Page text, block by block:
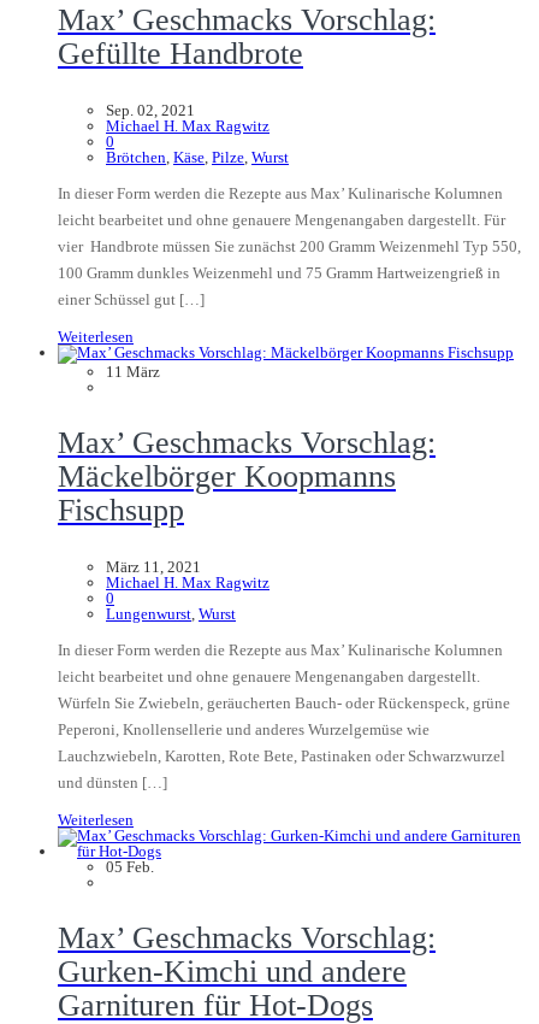
Max’ Geschmacks Vorschlag:
Gefüllte Handbrote
Sep. 02, 2021
Michael H. Max Ragwitz
0
Brötchen Käse Pilze Wurst
In dieser Form werden die Rezepte aus Max’ Kulinarische Kolumnen
leicht bearbeitet und ohne genauere Mengenangaben dargestellt. Für
vier Handbrote müssen Sie zunächst 200 Gramm Weizenmehl Typ 550,
100 Gramm dunkles Weizenmehl und 75 Gramm Hartweizengrieß in
einer Schüssel gut […]
Weiterlesen
11 März
Max’ Geschmacks Vorschlag:
Mäckelbörger Koopmanns
Fischsupp
März 11, 2021
Michael H. Max Ragwitz
0
Lungenwurst Wurst
In dieser Form werden die Rezepte aus Max’ Kulinarische Kolumnen
leicht bearbeitet und ohne genauere Mengenangaben dargestellt.
Würfeln Sie Zwiebeln, geräucherten Bauch- oder Rückenspeck, grüne
Peperoni, Knollensellerie und anderes Wurzelgemüse wie
Lauchzwiebeln, Karotten, Rote Bete, Pastinaken oder Schwarzwurzel
und dünsten […]
Weiterlesen
05 Feb.
Max’ Geschmacks Vorschlag:
Gurken-Kimchi und andere
Garnituren für Hot-Dogs